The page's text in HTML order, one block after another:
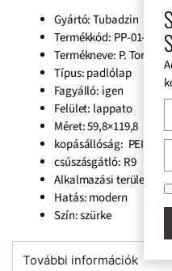
Gyártó: Tubadzin
Termékkód: PP-01-184-
Termékneve: P. Torano
Típus: padlólap
Fagyálló: igen
Felület: lappato
Méret: 59,8×119,8
kopásállóság: PEI 4
csúszásgátló: R9
Alkalmazási terület:
Hatás: modern
Szín: szürke
További információk